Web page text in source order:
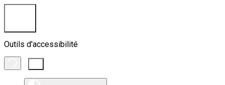
Outils d'accessibilité